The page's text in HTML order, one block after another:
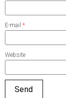
E-mail *
Website